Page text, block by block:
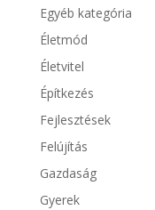
Egyéb kategória
Életmód
Életvitel
Építkezés
Fejlesztések
Felújítás
Gazdaság
Gyerek